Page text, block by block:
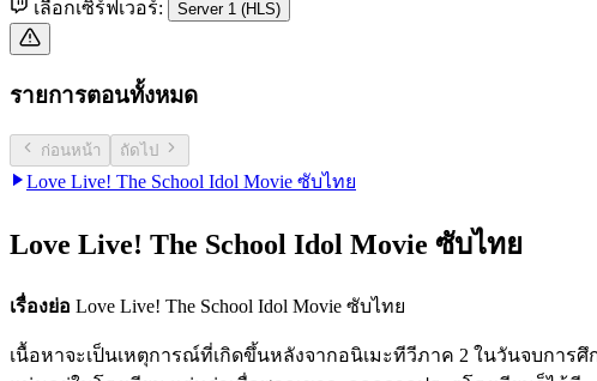
เลือกเซิร์ฟเวอร์: Server 1 (HLS)
รายการตอนทั้งหมด
ก่อนหน้า ถัดไป
Love Live! The School Idol Movie ซับไทย
Love Live! The School Idol Movie ซับไทย
เรื่องย่อ Love Live! The School Idol Movie ซับไทย
เนื้อหาจะเป็นเหตุการณ์ที่เกิดขึ้นหลังจากอนิเมะทีวีภาค 2 ในวันจบการ